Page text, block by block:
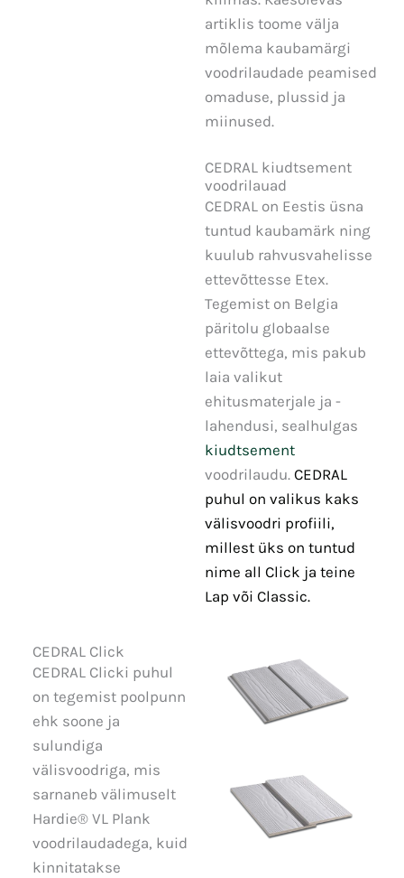
artiklis toome välja
mõlema kaubamärgi
voodrilaudade peamised
omaduse, plussid ja
miinused.
CEDRAL kiudtsement
voodrilauad
CEDRAL on Eestis üsna
tuntud kaubamärk ning
kuulub rahvusvahelisse
ettevõttesse Etex.
Tegemist on Belgia
päritolu globaalse
ettevõttega, mis pakub
laia valikut
ehitusmaterjale ja -
lahendusi, sealhulgas
kiudtsement
voodrilaudu. CEDRAL
puhul on valikus kaks
välisvoodri profiili,
millest üks on tuntud
nime all Click ja teine
Lap või Classic.
CEDRAL Click
CEDRAL Clicki puhul
on tegemist poolpunn
ehk soone ja
sulundiga
välisvoodriga, mis
sarnaneb välimuselt
Hardie® VL Plank
voodrilaudadega, kuid
kinnitatakse